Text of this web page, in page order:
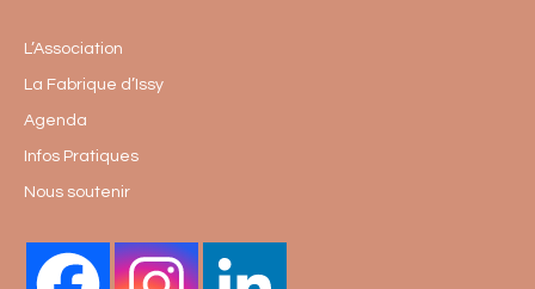
L’Association
La Fabrique d’Issy
Agenda
Infos Pratiques
Nous soutenir